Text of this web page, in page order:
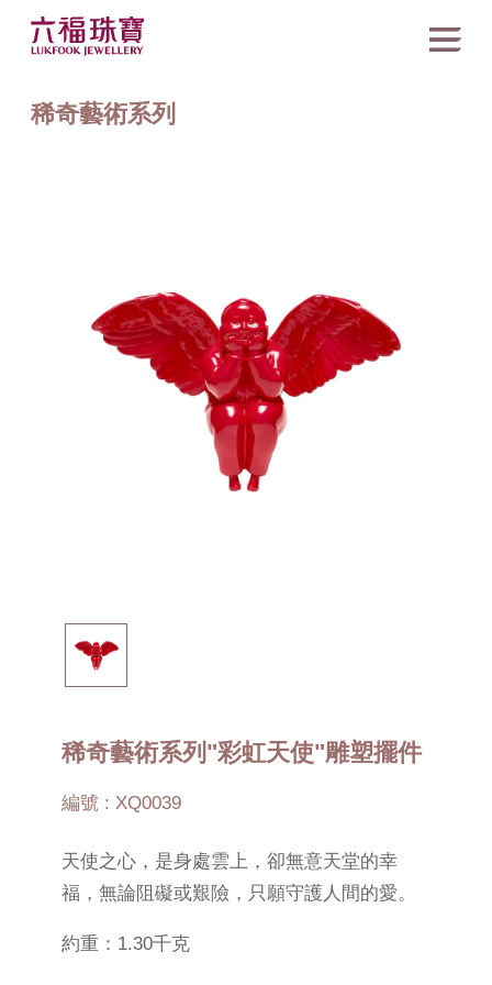
稀奇藝術系列
稀奇藝術系列"彩虹天使"雕塑擺件
編號 : XQ0039
天使之心，是身處雲上，卻無意天堂的幸
福，無論阻礙或艱險，只願守護人間的愛。
約重：1.30千克